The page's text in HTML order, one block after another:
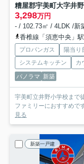
糟屋郡宇美町大字井
3,298万円
- / 102.73㎡ / 4LDK /新
香椎線「須恵中央」
プロパンガス 陽当り
システムキッチン
カ
パノラマ 新築
宇美町立井野小学校まで
ファミリーにおすすめで
見る
新築一戸建